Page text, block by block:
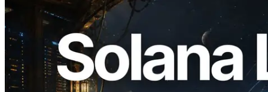
2026.08.05